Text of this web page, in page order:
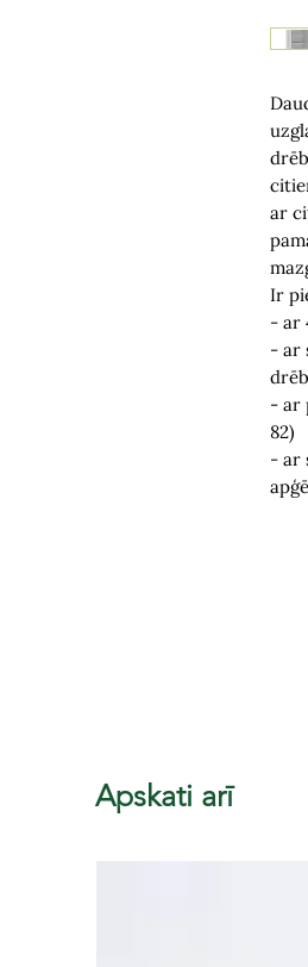
ar
Ir
- ar
- ar
- ar
82)
- ar
Apskati arī